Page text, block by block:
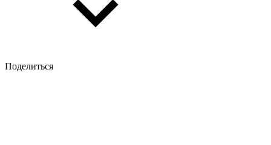
Поделиться